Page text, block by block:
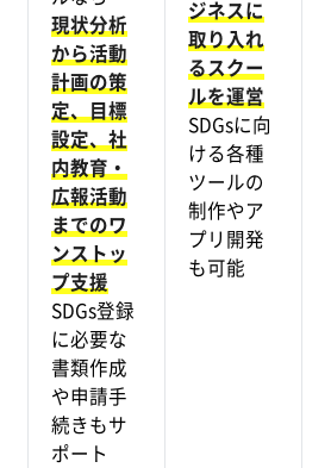
現状分析
から活動
計画の策
定、目標
設定、社
内教育・
広報活動
までのワ
ンストッ
プ支援
SDGs登録
に必要な
書類作成
や申請手
続きもサ
ポート
ジネスに
取り入れ
るスクー
ルを運営
SDGsに向
ける各種
ツールの
制作やア
プリ開発
も可能